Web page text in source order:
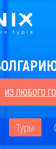
ИЗ ЛЮБОГО
Туры